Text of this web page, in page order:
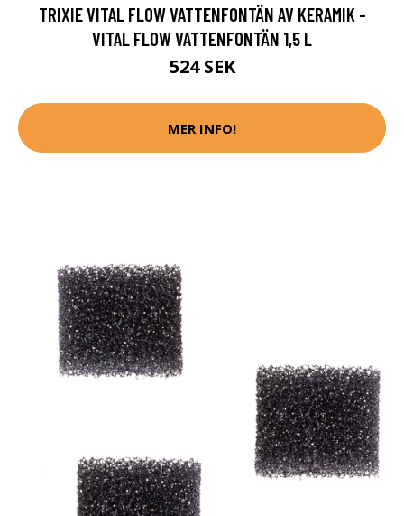
TRIXIE VITAL FLOW VATTENFONTÄN AV KERAMIK -
VITAL FLOW VATTENFONTÄN 1,5 L
524 SEK
MER INFO!